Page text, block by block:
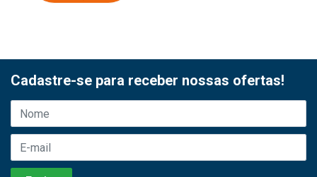
Cadastre-se para receber nossas ofertas!